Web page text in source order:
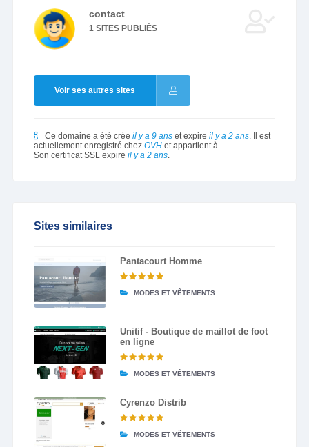
contact
1 SITES PUBLIÉS
Voir ses autres sites
Ce domaine a été crée il y a 9 anset expire il y a 2 ans. Il est
actuellement enregistré chez OVHet appartient à .
Son certificat SSL expire il y a 2 ans.
Sites similaires
Pantacourt Homme
MODES ET VÊTEMENTS
Unitif - Boutique de maillot de foot
en ligne
MODES ET VÊTEMENTS
Cyrenzo Distrib
MODES ET VÊTEMENTS